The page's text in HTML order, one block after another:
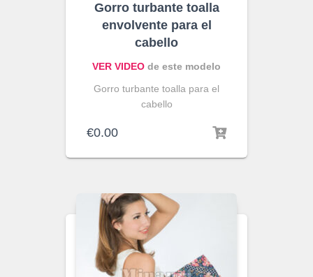
Gorro turbante toalla
envolvente para el
cabello
VER VIDEO de este modelo
Gorro turbante toalla para el
cabello
€0.00